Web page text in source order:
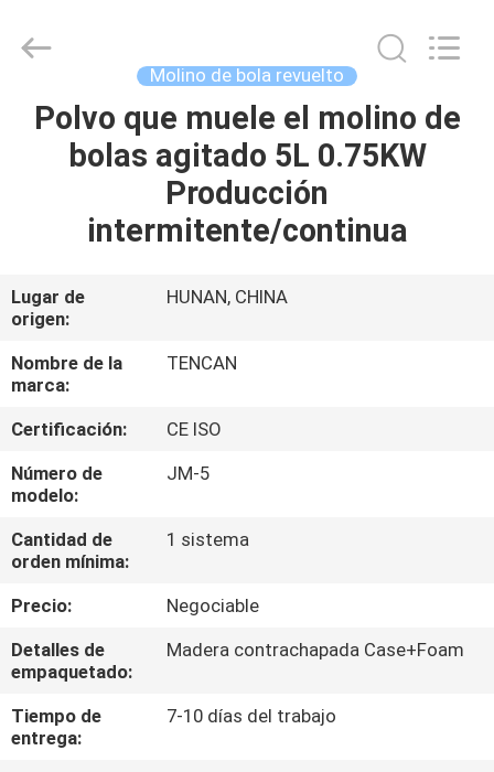
HOGAR
PRODUCTOS
NOSOTROS
VIAJE
DE
LA
FÁBRICA
CONTROL
CALIDAD
ÉNTRENOS
EN
Powder
Technology
Reserved.
Molino de bola revuelto
Polvo que muele el molino de
bolas agitado 5L 0.75KW
Producción
intermitente/continua
Lugar de
origen:
HUNAN, CHINA
Nombre de la
marca:
TENCAN
Certificación:
CE ISO
Número de
modelo:
JM-5
Cantidad de
orden mínima:
1 sistema
Precio:
Negociable
Detalles de
empaquetado:
Madera contrachapada Case+Foam
Tiempo de
entrega:
7-10 días del trabajo